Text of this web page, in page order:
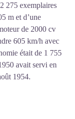
275 exemplaires
m et d’une
de 2000 cv
605 km/h avec
était de 1 755
avait servi en
1954.